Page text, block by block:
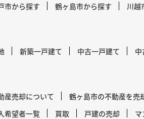
市から探す 鶴ヶ島市から探す 川越
新築一戸建て 中古一戸建て
産売却について 鶴ヶ島市の不動産を売
希望者一覧
買取 戸建の売却